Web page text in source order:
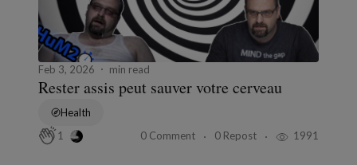
Feb 3, 2026 min read
Rester assis peut sauver votre cerveau
Health
1
0 Comment 0 Repost 1991